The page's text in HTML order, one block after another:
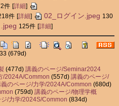
件 [詳細]
件 [詳細] 02_ログイン.jpeg 130
125件 [詳細]
(679d)
(477d) 講義のページ/Seminar2024
/2024A/Common (557d) 講義のページ/
義のページ/力学/2024A/Common (680d)
(759d) 講義のページ/物理学概
/力学/2024S/Common (834d)